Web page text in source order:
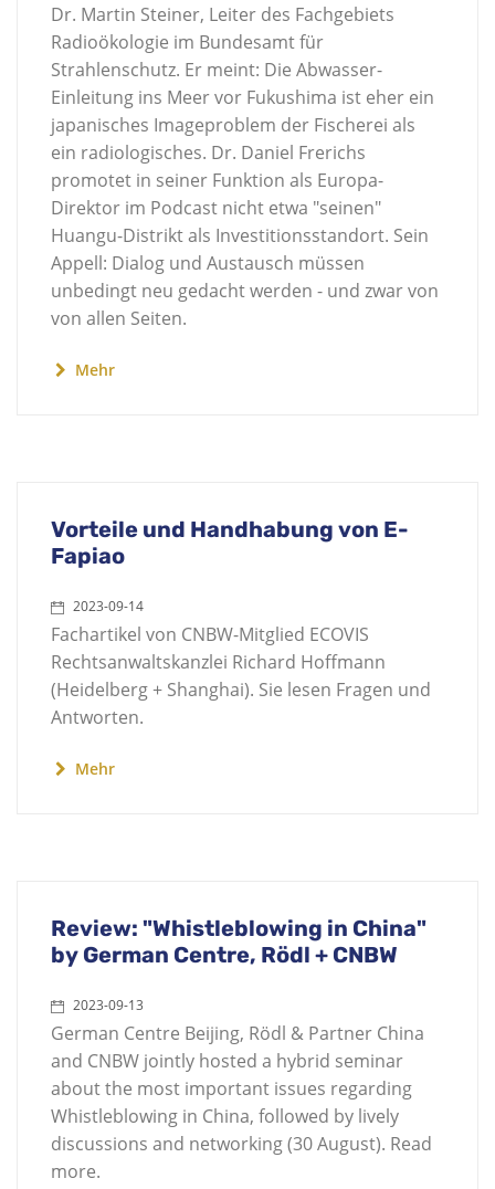
Dr. Martin Steiner, Leiter des Fachgebiets
Radioökologie im Bundesamt für
Strahlenschutz. Er meint: Die Abwasser-
Einleitung ins Meer vor Fukushima ist eher ein
japanisches Imageproblem der Fischerei als
ein radiologisches. Dr. Daniel Frerichs
promotet in seiner Funktion als Europa-
Direktor im Podcast nicht etwa "seinen"
Huangu-Distrikt als Investitionsstandort. Sein
Appell: Dialog und Austausch müssen
unbedingt neu gedacht werden - und zwar von
von allen Seiten.
Mehr
Vorteile und Handhabung von E-
Fapiao
2023-09-14
Fachartikel von CNBW-Mitglied ECOVIS
Rechtsanwaltskanzlei Richard Hoffmann
(Heidelberg + Shanghai). Sie lesen Fragen und
Antworten.
Mehr
Review: "Whistleblowing in China"
by German Centre, Rödl + CNBW
2023-09-13
German Centre Beijing, Rödl & Partner China
and CNBW jointly hosted a hybrid seminar
about the most important issues regarding
Whistleblowing in China, followed by lively
discussions and networking (30 August). Read
more.